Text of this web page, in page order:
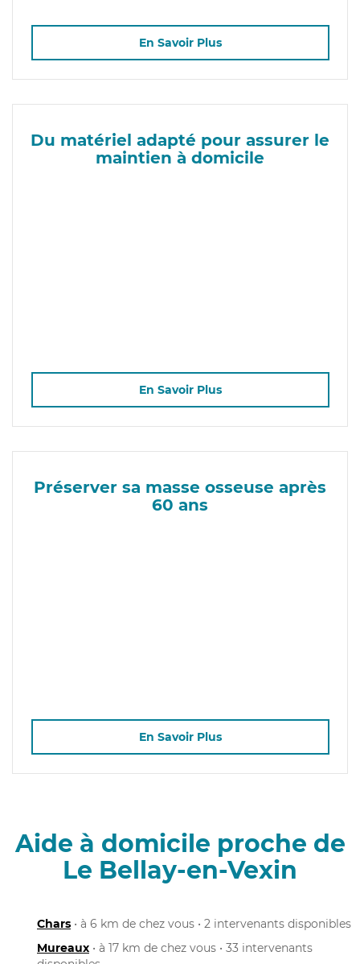
En Savoir Plus
Du matériel adapté pour assurer le
maintien à domicile
En Savoir Plus
Préserver sa masse osseuse après
60 ans
En Savoir Plus
Aide à domicile proche de
Le Bellay-en-Vexin
Chars • à 6 km de chez vous • 2 intervenants disponibles
Mureaux • à 17 km de chez vous • 33 intervenants